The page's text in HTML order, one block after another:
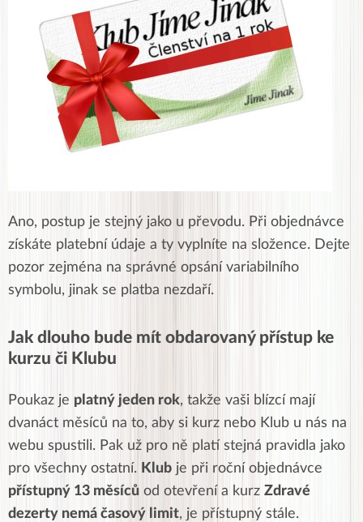
Ano, postup je stejný jako u převodu. Při objednávce
získáte platební údaje a ty vyplníte na složence. Dejte
pozor zejména na správné opsání variabilního
symbolu, jinak se platba nezdaří.
Jak dlouho bude mít obdarovaný přístup ke
kurzu či Klubu
Poukaz je platný jeden rok, takže vaši blízcí mají
dvanáct měsíců na to, aby si kurz nebo Klub u nás na
webu spustili. Pak už pro ně platí stejná pravidla jako
pro všechny ostatní. Klub je při roční objednávce
přístupný 13 měsíců od otevření a kurz Zdravé
dezerty nemá časový limit, je přístupný stále.